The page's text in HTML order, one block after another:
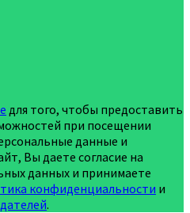
для того, чтобы предоставить
при посещении
данные и
Вы даете согласие на
данных и принимаете
конфиденциальности и
.